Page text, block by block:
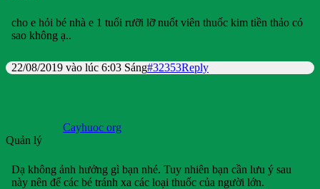
cho e hỏi bé nhà e 1 tuổi rưỡi lỡ nuốt viên thuốc kim tiền thảo có
sao không ạ..
22/08/2019 vào lúc 6:03 Sáng#32353Reply
Cayhuoc org
Quản lý
Dạ không ảnh hưởng gì bạn nhé. Tuy nhiên bạn cần lưu ý sau
này nên để các bé tránh xa các loại thuốc của người lớn.